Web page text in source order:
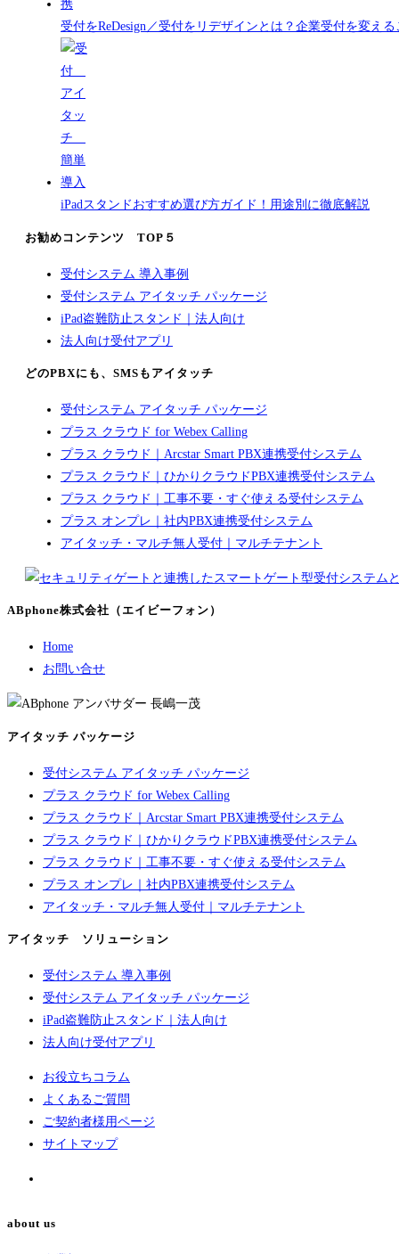
受付をReDesign／受付をリデザインとは？企業受付を変え
iPadスタンドおすすめ選び方ガイド！用途別に徹底解説
お勧めコンテンツ TOP５
受付システム 導入事例
受付システム アイタッチ パッケージ
iPad盗難防止スタンド｜法人向け
法人向け受付アプリ
どのPBXにも、SMSもアイタッチ
受付システム アイタッチ パッケージ
プラス クラウド for Webex Calling
プラス クラウド｜Arcstar Smart PBX連携受付システム
プラス クラウド｜ひかりクラウドPBX連携受付システム
プラス クラウド｜工事不要・すぐ使える受付システム
プラス オンプレ｜社内PBX連携受付システム
アイタッチ・マルチ無人受付｜マルチテナント
ABphone株式会社（エイビーフォン）
Home
お問い合せ
アイタッチ パッケージ
受付システム アイタッチ パッケージ
プラス クラウド for Webex Calling
プラス クラウド｜Arcstar Smart PBX連携受付システム
プラス クラウド｜ひかりクラウドPBX連携受付システム
プラス クラウド｜工事不要・すぐ使える受付システム
プラス オンプレ｜社内PBX連携受付システム
アイタッチ・マルチ無人受付｜マルチテナント
アイタッチ ソリューション
受付システム 導入事例
受付システム アイタッチ パッケージ
iPad盗難防止スタンド｜法人向け
法人向け受付アプリ
お役立ちコラム
よくあるご質問
ご契約者様用ページ
サイトマップ
about us